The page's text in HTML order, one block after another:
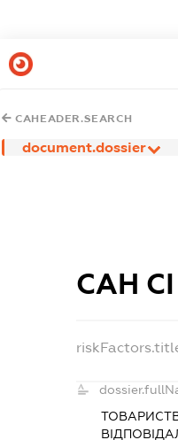
CAHEADER.SEARCH
document.dossier
САН